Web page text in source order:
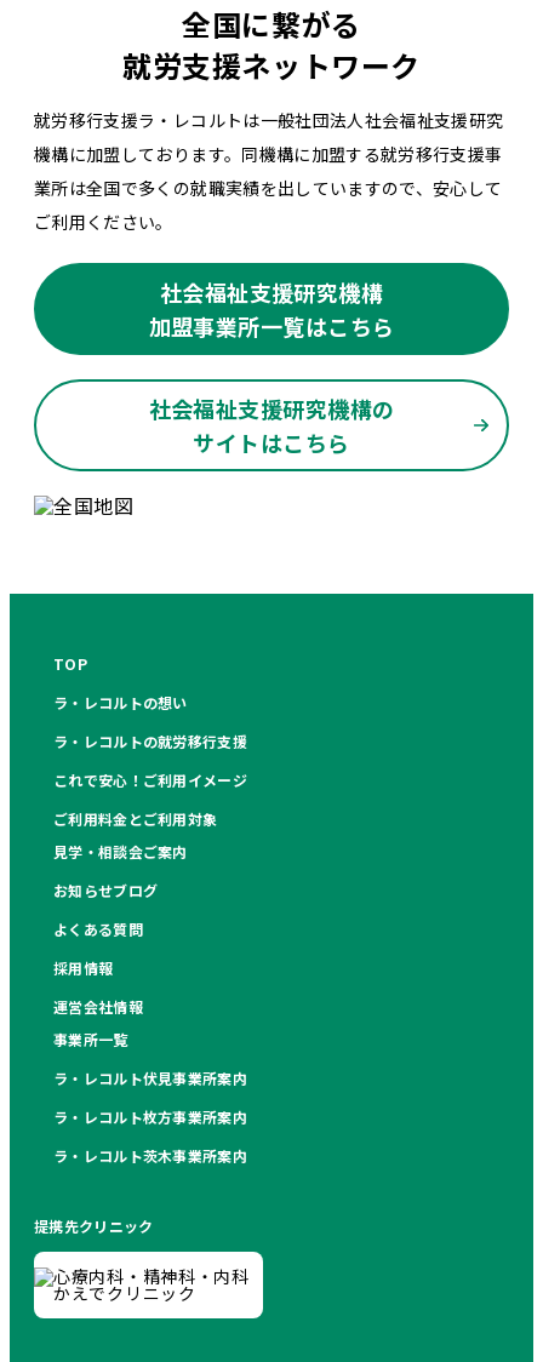
全国に繋がる
就労支援ネットワーク
就労移行支援ラ・レコルトは一般社団法人社会福祉支援研究
機構に加盟しております。同機構に加盟する就労移行支援事
業所は全国で多くの就職実績を出していますので、安心して
ご利用ください。
社会福祉支援研究機構
加盟事業所一覧はこちら
社会福祉支援研究機構の
サイトはこちら
TOP
ラ・レコルトの想い
ラ・レコルトの就労移行支援
これで安心！ご利用イメージ
ご利用料金とご利用対象
見学・相談会ご案内
お知らせブログ
よくある質問
採用情報
運営会社情報
事業所一覧
ラ・レコルト伏見事業所案内
ラ・レコルト枚方事業所案内
ラ・レコルト茨木事業所案内
提携先クリニック